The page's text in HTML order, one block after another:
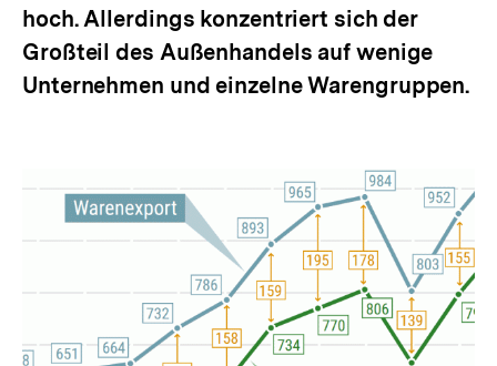
hoch. Allerdings konzentriert sich der
Großteil des Außenhandels auf wenige
Unternehmen und einzelne Warengruppen.